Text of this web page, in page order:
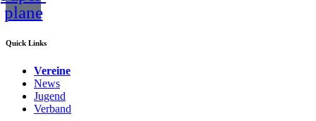
plane
Quick Links
Vereine
News
Jugend
Verband